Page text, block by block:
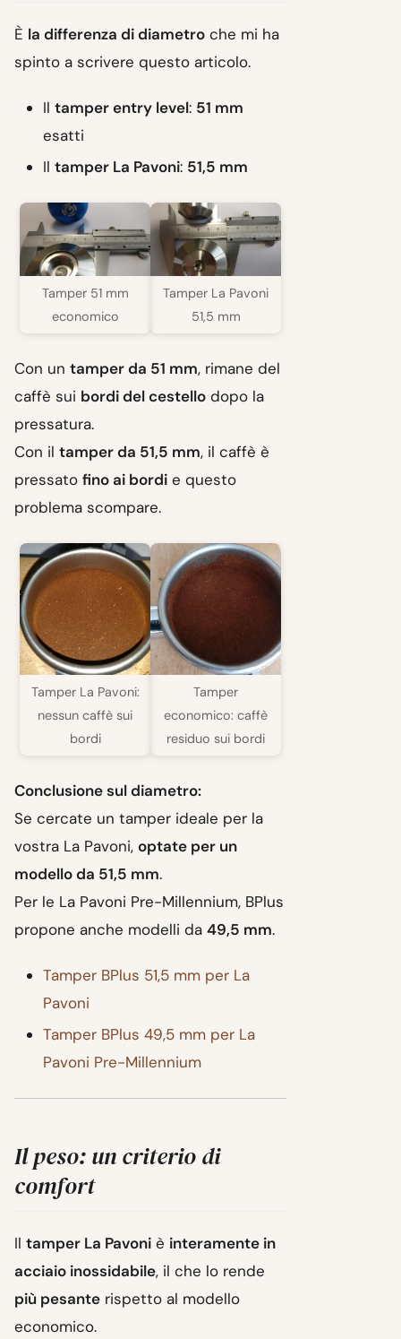
È la differenza di diametro che mi ha
spinto a scrivere questo articolo.
Il tamper entry level: 51 mm
esatti
Il tamper La Pavoni: 51,5 mm
Tamper 51 mm
economico
Tamper La Pavoni
51,5 mm
Con un tamper da 51 mm, rimane del
caffè sui bordi del cestello dopo la
pressatura.
Con il tamper da 51,5 mm, il caffè è
pressato fino ai bordi e questo
problema scompare.
Tamper La Pavoni:
nessun caffè sui
bordi
Tamper
economico: caffè
residuo sui bordi
Conclusione sul diametro:
Se cercate un tamper ideale per la
vostra La Pavoni, optate per un
modello da 51,5 mm.
Per le La Pavoni Pre-Millennium, BPlus
propone anche modelli da 49,5 mm.
Tamper BPlus 51,5 mm per La
Pavoni
Tamper BPlus 49,5 mm per La
Pavoni Pre-Millennium
Il peso: un criterio di
comfort
Il tamper La Pavoni è interamente in
acciaio inossidabile, il che lo rende
più pesante rispetto al modello
economico.